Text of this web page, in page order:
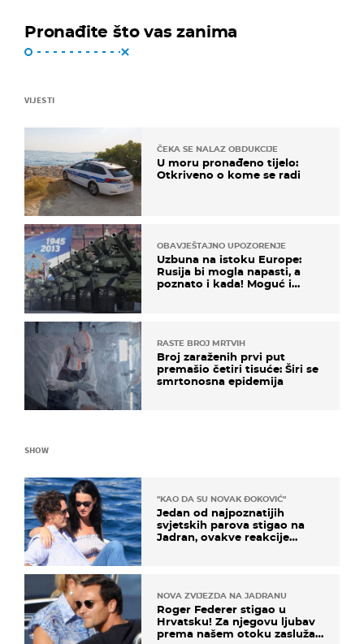
Pronađite što vas zanima
VIJESTI
ČEKA SE NALAZ OBDUKCIJE
U moru pronađeno tijelo:
Otkriveno o kome se radi
OBAVJEŠTAJNO UPOZORENJE
Uzbuna na istoku Europe:
Rusija bi mogla napasti, a
poznato i kada! Moguć i
RASTE BROJ MRTVIH
Broj zaraženih prvi put
premašio četiri tisuće: Širi se
smrtonosna epidemija
SHOW
"KAO DA SU NOVAK ĐOKOVIĆ"
Jedan od najpoznatijih
svjetskih parova stigao na
Jadran, ovakve reakcije
NOVA ZVIJEZDA NA JADRANU
Roger Federer stigao u
Hrvatsku! Za njegovu ljubav
prema našem otoku zaslužan